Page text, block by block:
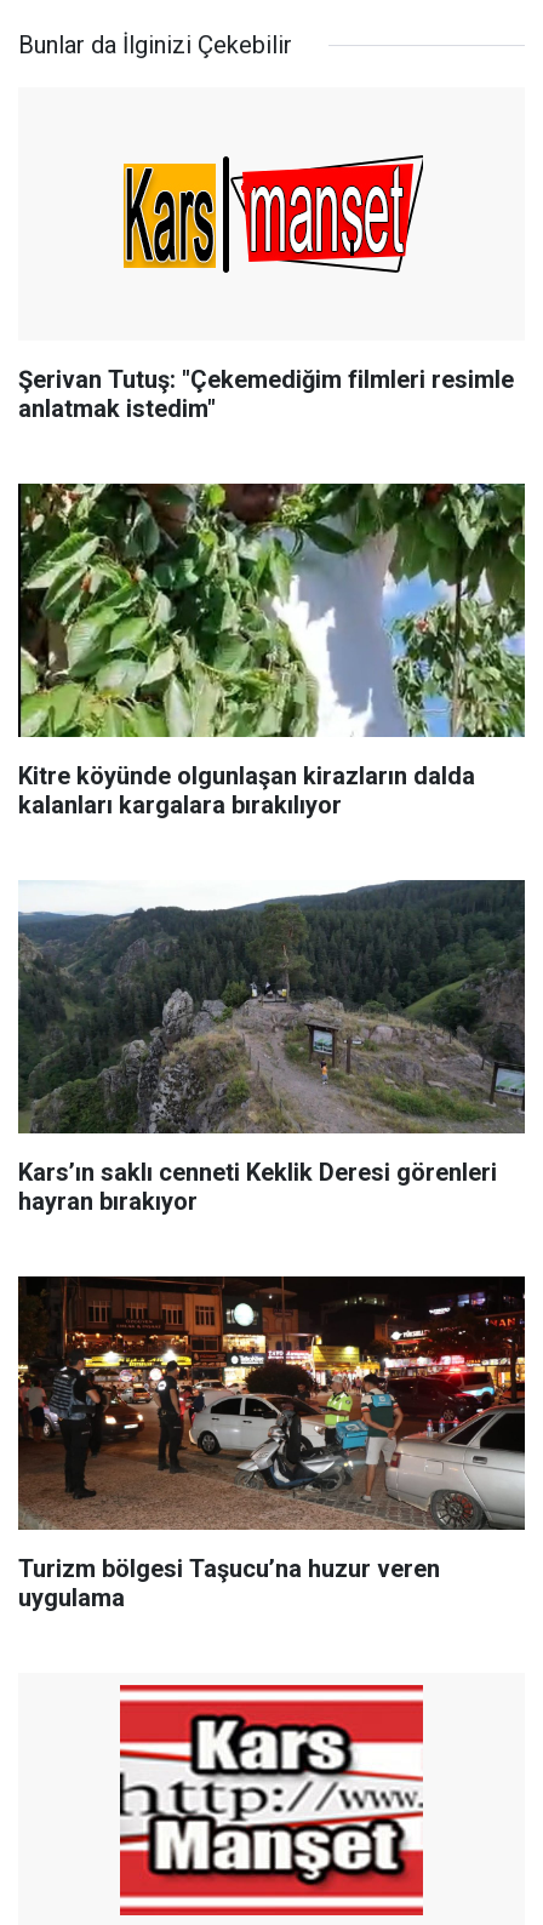
Bunlar da İlginizi Çekebilir
Şerivan Tutuş: "Çekemediğim filmleri resimle
anlatmak istedim"
Kitre köyünde olgunlaşan kirazların dalda
kalanları kargalara bırakılıyor
Kars’ın saklı cenneti Keklik Deresi görenleri
hayran bırakıyor
Turizm bölgesi Taşucu’na huzur veren
uygulama